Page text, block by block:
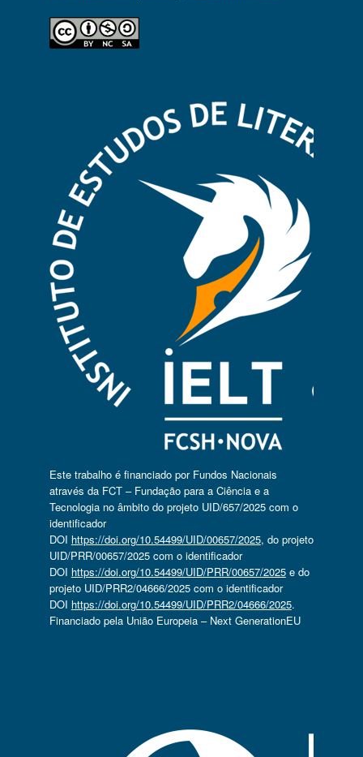
Este trabalho é financiado por Fundos Nacionais
através da FCT – Fundação para a Ciência e a
Tecnologia no âmbito do projeto UID/657/2025 com o
identificador
DOI https://doi.org/10.54499/UID/00657/2025, do projeto
UID/PRR/00657/2025 com o identificador
DOI https://doi.org/10.54499/UID/PRR/00657/2025e do
projeto UID/PRR2/04666/2025 com o identificador
DOI https://doi.org/10.54499/UID/PRR2/04666/2025.
Financiado pela União Europeia – Next GenerationEU